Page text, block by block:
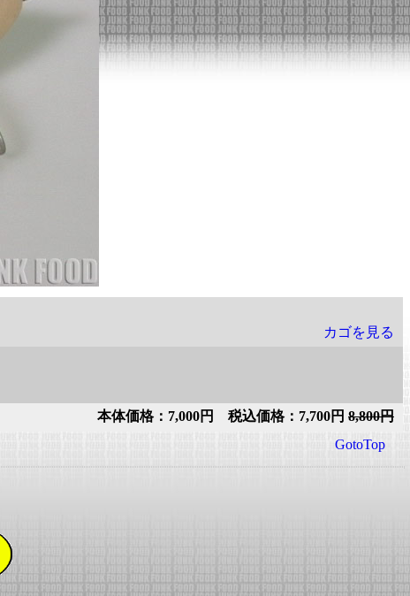
カゴを見る
本体価格：7,000円 税込価格：7,700円 8,800円
GotoTop